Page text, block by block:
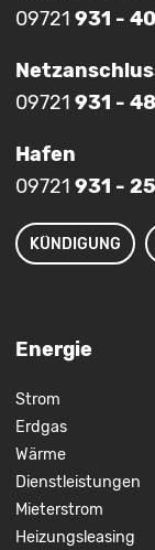
09721 931 -
09721 931 -
Hafen
09721 931 -
KÜNDIGUNG
Energie
Strom
Erdgas
Wärme
Dienstleistungen
Mieterstrom
Heizungsleasing